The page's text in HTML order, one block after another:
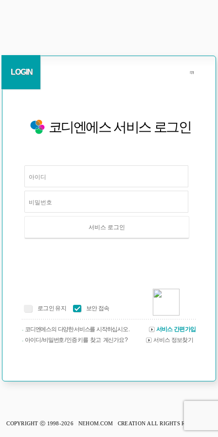
LOGIN
코디엔에스 서비스 로그인
서비스 로그인
로그인 유지 보안 접속
코디엔에스의 다양한 서비스를 시작하십시오 .
서비스 간편가입
아이디 / 비밀번호 / 인증 키를 찾고 계신가요 ?
서비스 정보찾기
COPYRIGHT ⓒ 1998-2026 NEHOM.COM CREATION ALL RIGHTS RESERVED.